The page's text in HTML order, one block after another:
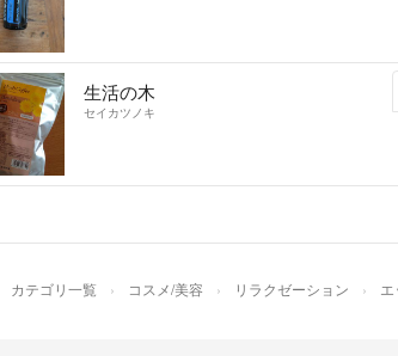
生活の木
セイカツノキ
カテゴリ一覧 コスメ/美容 リラクゼーション